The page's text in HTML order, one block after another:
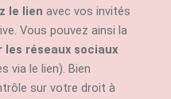
le lien avec vos invités
Vous pouvez ainsi la
les réseaux sociaux
via le lien). Bien
sur votre droit à